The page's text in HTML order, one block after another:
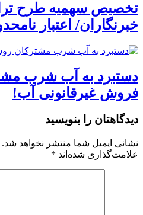
تخصیص سهمیه طرح
خبرنگاران/ اعتبار
دستبرد به آب شرب
فروش غیرقانونی آب!
دیدگاهتان را بنویسید
نشانی ایمیل شما منتشر نخواهد شد.
علامت‌گذاری شده‌اند *